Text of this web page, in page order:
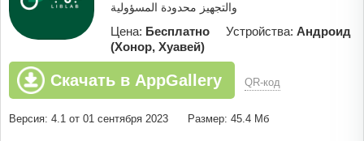
والتجهيز محدودة المسؤولية
Цена: Бесплатно Устройства: Андроид
(Хонор, Хуавей)
Скачать в AppGallery QR-код
Версия: 4.1 от 01 сентября 2023 Размер: 45.4 Мб